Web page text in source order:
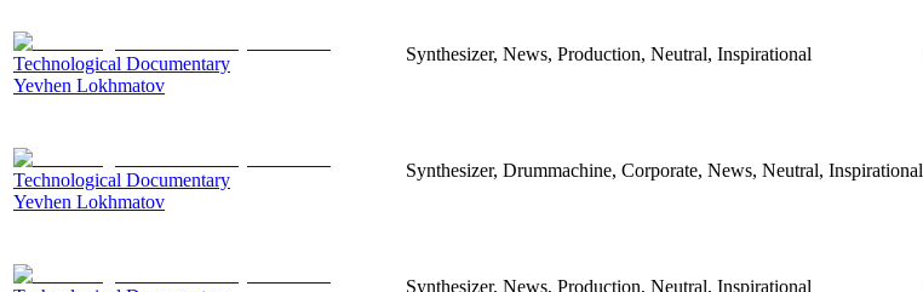
Technological Documentary
Yevhen Lokhmatov
Synthesizer, News, Production, Neutral, Inspirational
Technological Documentary
Yevhen Lokhmatov
Synthesizer, Drummachine, Corporate, News, Neutral, Inspirational
Synthesizer, News, Production, Neutral, Inspirational